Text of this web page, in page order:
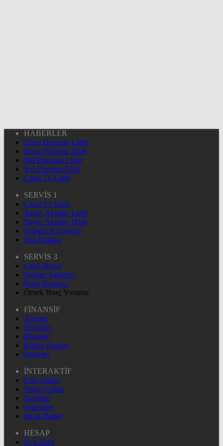
HABERLER
Hava Durumu Light
Hava Durumu Dark
Yol Durumu Light
Yol Durumu Dark
Canlı Tv Light
SERVİS 1
Canlı Tv Dark
Yayın Akışları Light
Yayın Akışları Dark
Nöbetçi Eczaneler
Son Dakika
SERVİS 3
Canlı Borsa
Namaz Vakitleri
Puan Durumu
Örnek Burç Yorumu
FİNANSİF
Altınlar
Dövizler
Hisseler
Kripto Paralar
Pariteler
İNTERAKTİF
Foto Galeri
Video Galeri
Yazarlar
Gazeteler
Sıcak Haber
HESAP
Üye Giriş